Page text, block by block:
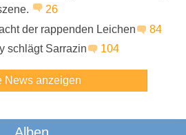
26
der rappenden Leichen
84
schlägt Sarrazin 104
News anzeigen